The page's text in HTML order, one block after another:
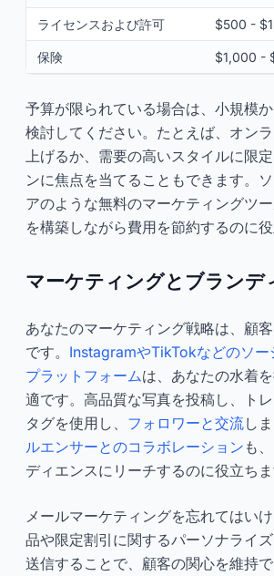
ライセンスおよび許可 $500 -
保険 $1,000 -
予算が限られている場合は、小規模
検討してください。たとえば、オン
上げるか、需要の高いスタイルに限
ンに焦点を当てることもできます。
アのような無料のマーケティングツ
を構築しながら費用を節約するのに役
マーケティングとブランデ
あなたのマーケティング戦略は、顧
です。 InstagramやTikTokなどのソー
プラットフォームは、あなたの水着
適です。高品質な写真を投稿し、ト
タグを使用し、 フォロワーと交流し
ルエンサーとのコラボレーション も
ディエンスにリーチするのに役立ちま
メールマーケティングを忘れてはい
品や限定割引に関するパーソナライ
送信することで、顧客の関心を維持で